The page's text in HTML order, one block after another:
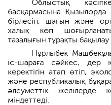
Облыстық
басқармасына Қызылорда
бірлесіп, шағын және
халық көп
тазалығын тұрақты
Нұрлыбек
іс-шараға сәйкес, дер
керектігін атап өтіп,
және республикалық
әлеуметтік желілерде
міндеттеді.